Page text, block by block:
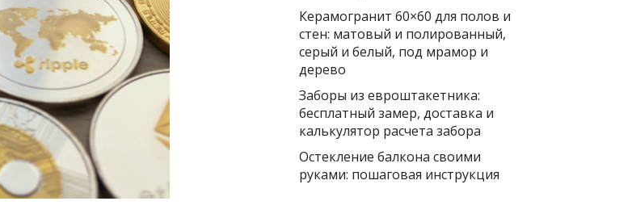
Керамогранит 60×60 для полов и
стен: матовый и полированный,
серый и белый, под мрамор и
дерево
Заборы из евроштакетника:
бесплатный замер, доставка и
калькулятор расчета забора
Остекление балкона своими
руками: пошаговая инструкция